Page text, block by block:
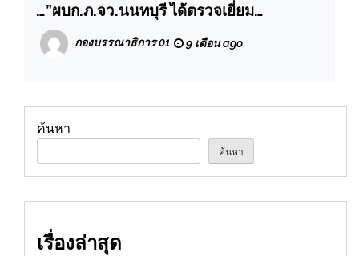
…”ผบก.ภ.จว.นนทบุรี ได้ตรวจเยี่ยม
สภ.บางใหญ่ ได้พบผกก.สภ.บางใหญ่พร้อม
ด้วยข้าราชการตำรวจ สภ.บางใหญ่
กองบรรณาธิการ 01 9 เดือน ago
ค้นหา
ค้นหา
เรื่องล่าสุด